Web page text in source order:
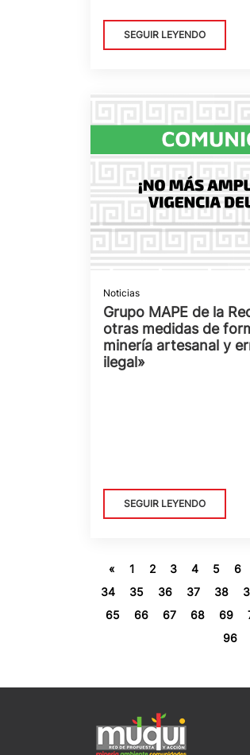
SEGUIR LEYENDO
Noticias
Grupo MAPE de la
otras medidas de
minería artesanal y
ilegal»
SEGUIR LEYENDO
« 1 2 3 4 5 6
34
35 36 37 38
65
66 67 68 69
96